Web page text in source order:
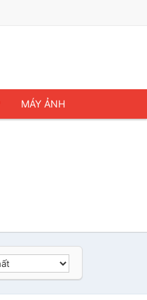
MÁY ẢNH